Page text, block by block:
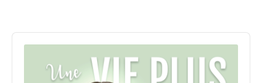
Audio
Player